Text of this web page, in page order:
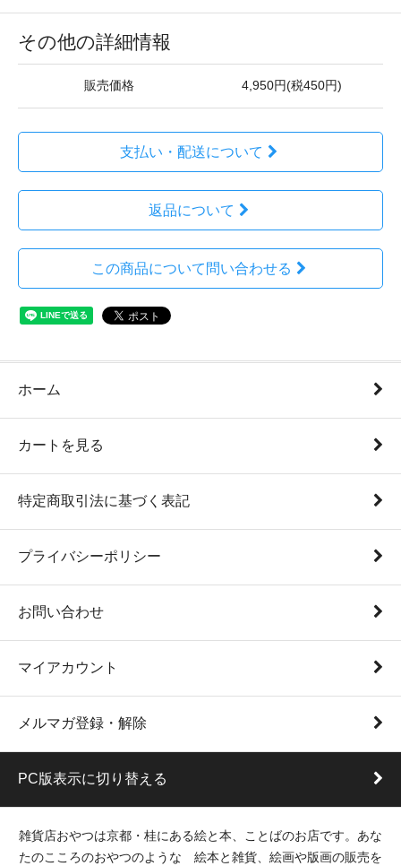
その他の詳細情報
販売価格 4,950円(税450円)
支払い・配送について
返品について
この商品について問い合わせる
ホーム
カートを見る
特定商取引法に基づく表記
プライバシーポリシー
お問い合わせ
マイアカウント
メルマガ登録・解除
PC版表示に切り替える
雑貨店おやつは京都・桂にある絵と本、ことばのお店です。あな
たのこころのおやつのような 絵本と雑貨、絵画や版画の販売を